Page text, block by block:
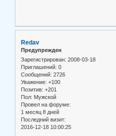
Redav
Предупрежден
Зарегистрирован: 2008-03-18
Приглашений: 0
Сообщений: 2726
Уважение: +100
Позитив: +201
Пол: Мужской
Провел на форуме:
1 месяц 8 дней
Последний визит:
2016-12-18 10:00:25